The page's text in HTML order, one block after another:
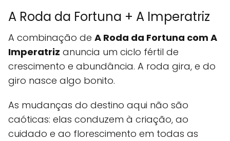
A Roda da Fortuna + A Imperatriz
A combinação de A Roda da Fortuna com A
Imperatriz anuncia um ciclo fértil de
crescimento e abundância. A roda gira, e do
giro nasce algo bonito.
As mudanças do destino aqui não são
caóticas: elas conduzem à criação, ao
cuidado e ao florescimento em todas as